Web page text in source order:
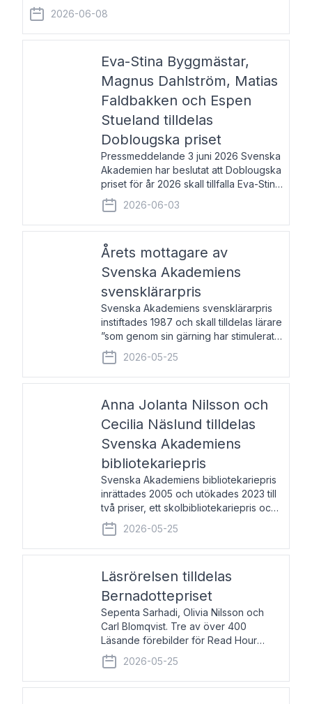
professor i svenska vid Göteborgs universitet. Han
disputerade år 2000 på avhandlingen Författn
2026-06-08
Eva-Stina Byggmästar,
Magnus Dahlström, Matias
Faldbakken och Espen
Stueland tilldelas
Doblougska priset
Pressmeddelande 3 juni 2026 Svenska
Akademien har beslutat att Doblougska
priset för år 2026 skall tillfalla Eva-Stina
Byggmästar, Magnus Dahlström, Matias
Faldbakken samt Espen Stueland.
Prisbeloppet är 200 000 svenska
2026-06-03
Årets mottagare av
Svenska Akademiens
svensklärarpris
Svenska Akademiens svensklärarpris
instiftades 1987 och skall tilldelas lärare
”som genom sin gärning har stimulerat
intresset hos unga människor för
svenska språket och litteraturen”.
Prisutdelning och samtal med
2026-05-25
Anna Jolanta Nilsson och
Cecilia Näslund tilldelas
Svenska Akademiens
bibliotekariepris
Svenska Akademiens bibliotekariepris
inrättades 2005 och utökades 2023 till
två priser, ett skolbibliotekariepris och
ett folkbibliotekariepris. Priserna skall
tilldelas bibliotekarier vid svenska folk-
och skolbibliotek som gjort värdefull
2026-05-25
Läsrörelsen tilldelas
Bernadottepriset
Sepenta Sarhadi, Olivia Nilsson och
Carl Blomqvist. Tre av över 400
Läsande förebilder för Read Hour
Sverige. Foto: Michael Wall. Den ideella
föreningen Läsrörelsen tilldelas
Bernadottepriset 2026 för att den
2026-05-25